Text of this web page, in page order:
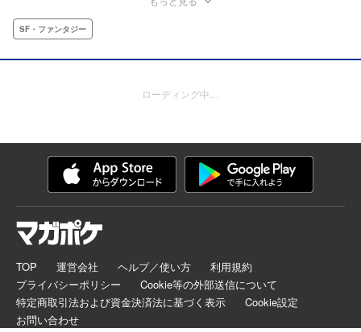
役目！乱痴気騒ぎに大乱闘、人目を忍ぶことなどお構いな
しの必殺くの一衆との波乱に満ちた旅が始まる！
SF・ファンタジー
ローディング中…
TOP 運営会社 ヘルプ／使い方
利用規約
プライバシーポリシー
Cookie等の外部送信について
特定商取引法および資金決済法に基づく表示
Cookie設定
お問い合わせ